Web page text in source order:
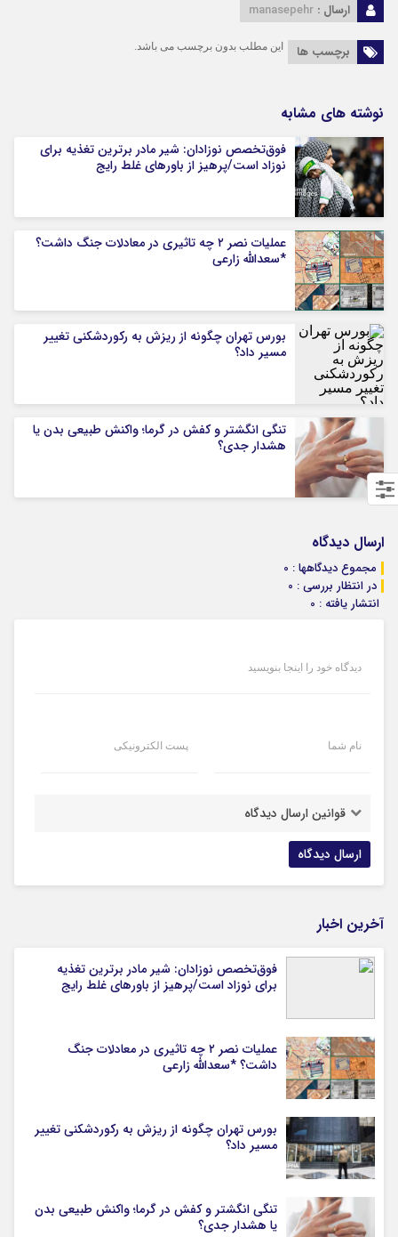
ارسال : manasepehr
برچسب ها این مطلب بدون برچسب می باشد.
نوشته های مشابه
فوق‌تخصص نوزادان: شیر مادر برترین تغذیه برای
نوزاد است/پرهیز از باورهای غلط رایج
عملیات نصر ۲ چه تاثیری در معادلات جنگ داشت؟
*سعدالله زارعی
بورس تهران چگونه از ریزش به رکوردشکنی تغییر
مسیر داد؟
تنگی انگشتر و کفش در گرما؛ واکنش طبیعی بدن یا
هشدار جدی؟
ارسال دیدگاه
مجموع دیدگاهها : 0
در انتظار بررسی : 0
انتشار یافته : 0
دیدگاه خود را اینجا بنویسید
نام شما پست الکترونیکی
قوانین ارسال دیدگاه
آخرین اخبار
فوق‌تخصص نوزادان: شیر مادر برترین تغذیه
برای نوزاد است/پرهیز از باورهای غلط رایج
عملیات نصر ۲ چه تاثیری در معادلات جنگ
داشت؟ *سعدالله زارعی
بورس تهران چگونه از ریزش به رکوردشکنی تغییر
مسیر داد؟
تنگی انگشتر و کفش در گرما؛ واکنش طبیعی بدن
یا هشدار جدی؟